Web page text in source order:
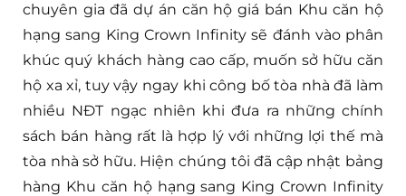
chuyên gia đã dự án căn hộ giá bán Khu căn hộ
hạng sang King Crown Infinity sẽ đánh vào phân
khúc quý khách hàng cao cấp, muốn sở hữu căn
hộ xa xỉ, tuy vậy ngay khi công bố tòa nhà đã làm
nhiều NĐT ngạc nhiên khi đưa ra những chính
sách bán hàng rất là hợp lý với những lợi thế mà
tòa nhà sở hữu. Hiện chúng tôi đã cập nhật bảng
hàng Khu căn hộ hạng sang King Crown Infinity